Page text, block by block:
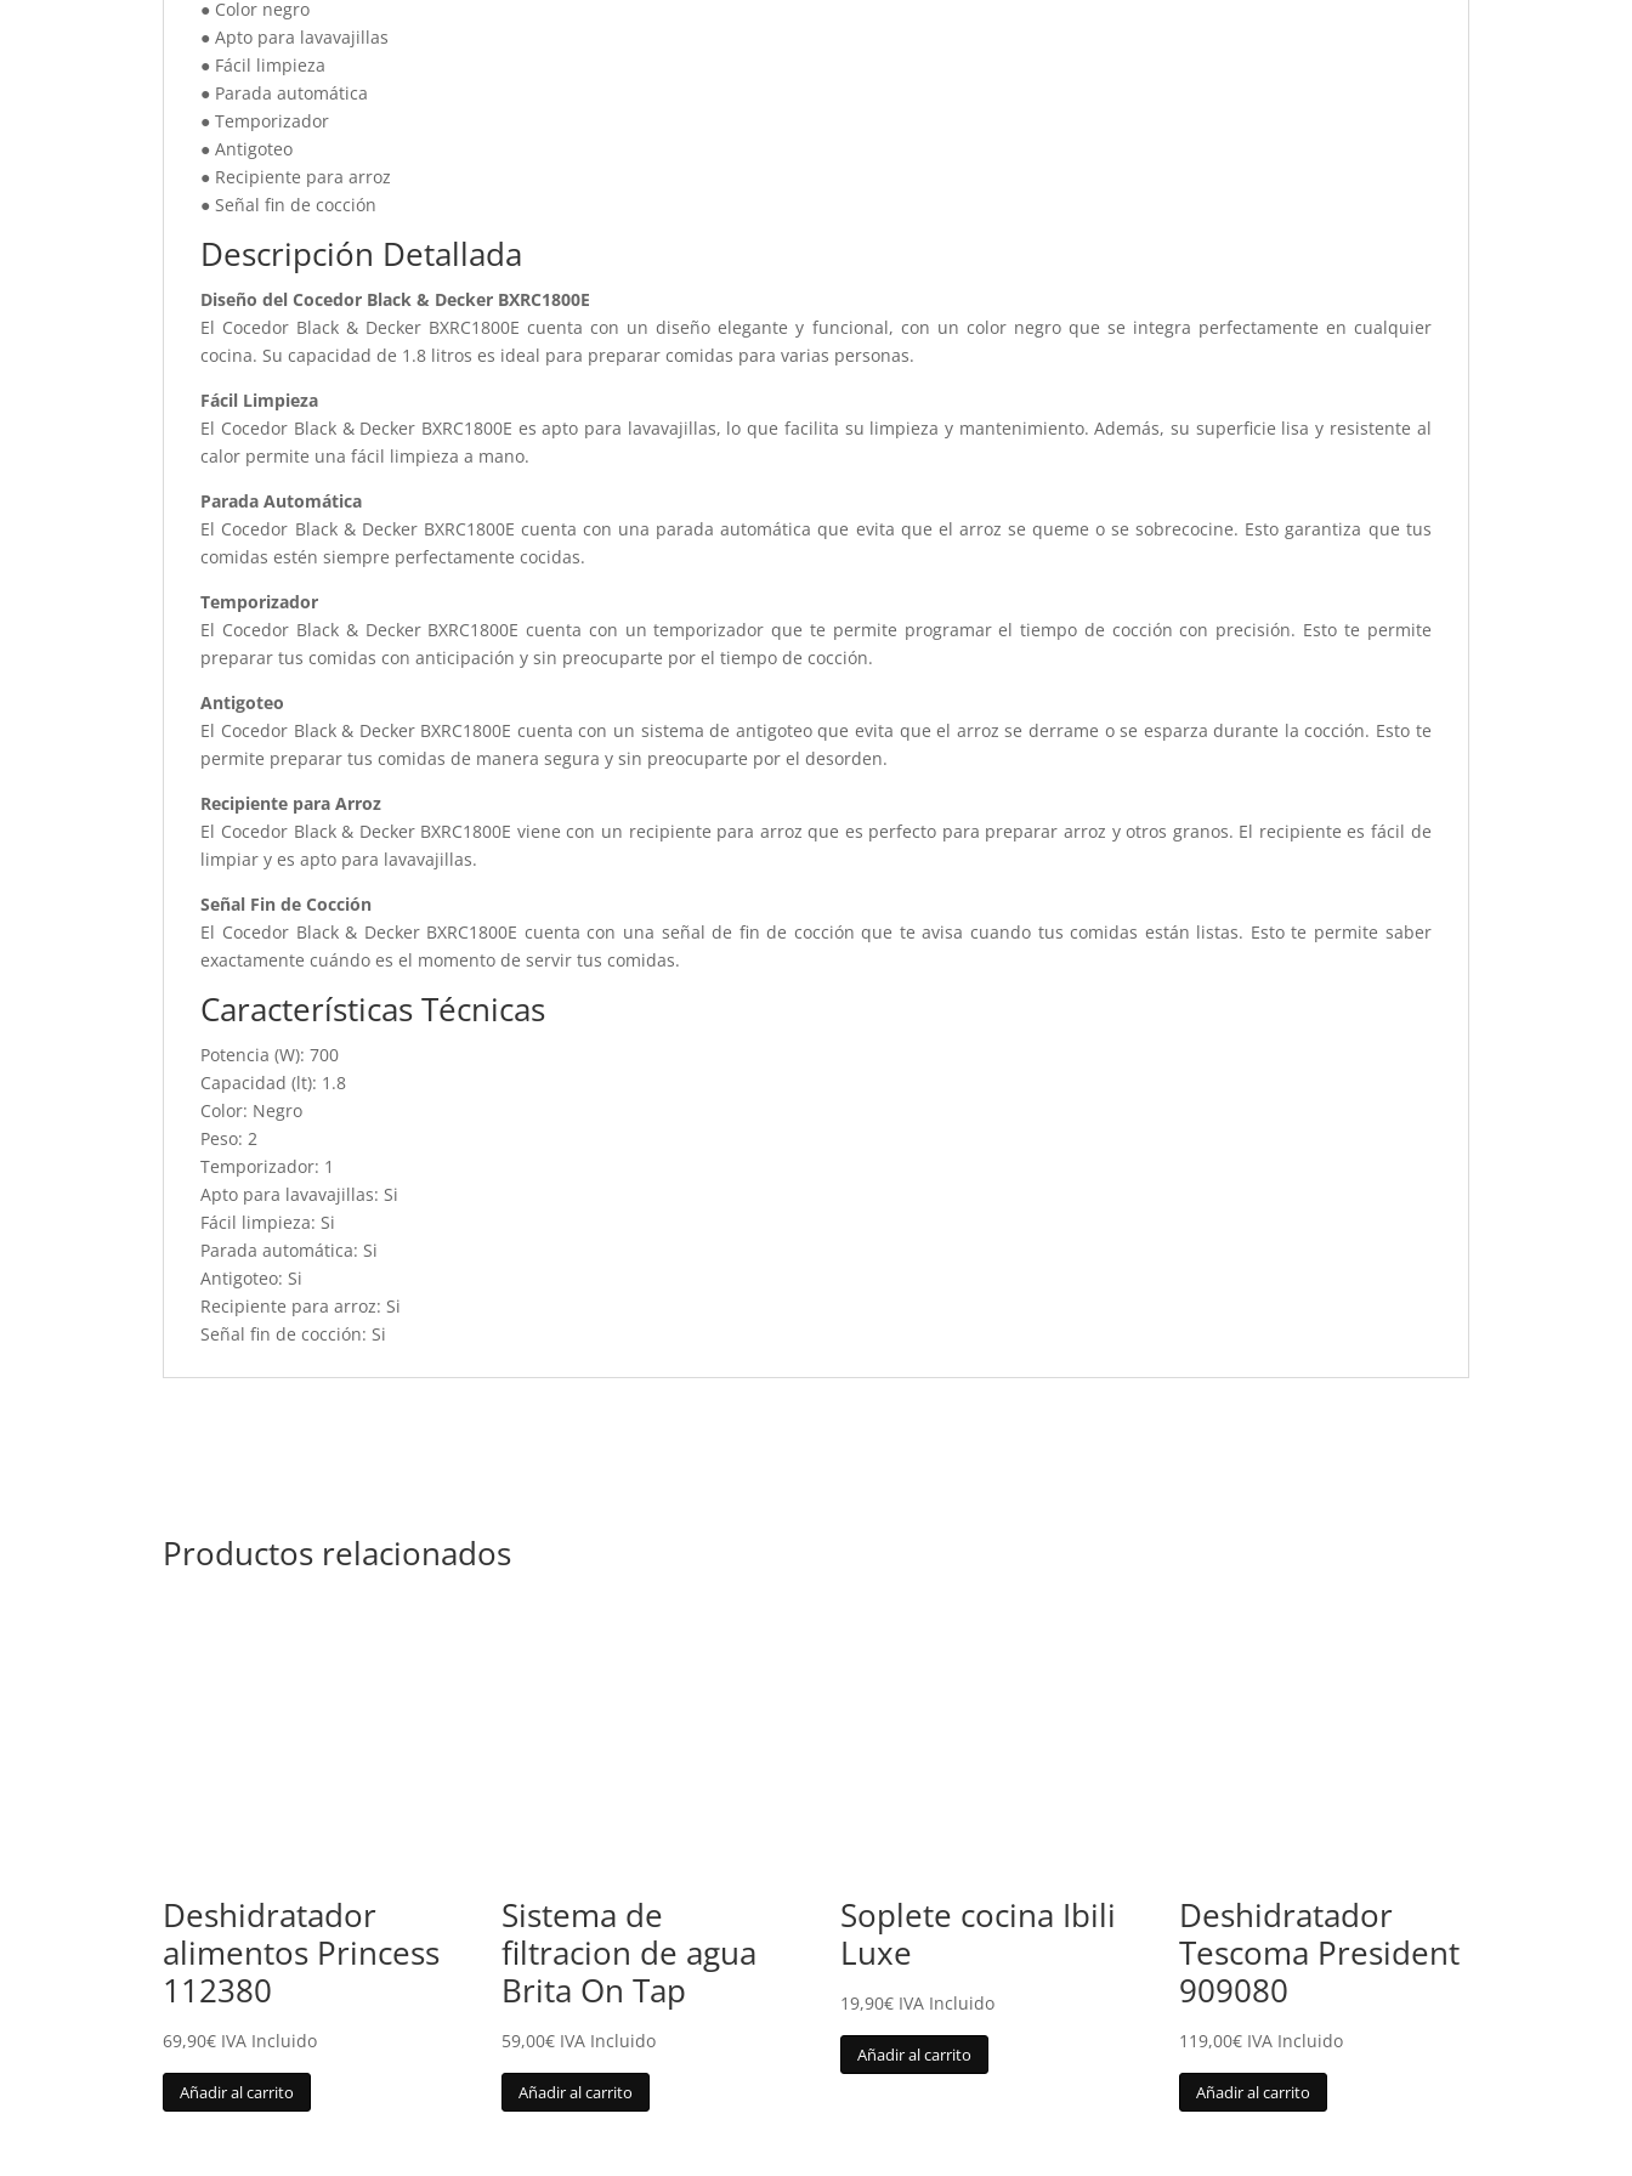
● Color negro
● Apto para lavavajillas
● Fácil limpieza
● Parada automática
● Temporizador
● Antigoteo
● Recipiente para arroz
● Señal fin de cocción
Descripción Detallada
Diseño del Cocedor Black & Decker BXRC1800E
El Cocedor Black & Decker BXRC1800E cuenta con un diseño elegante y funcional, con un color negro que se integra perfectamente en cualquier
cocina. Su capacidad de 1.8 litros es ideal para preparar comidas para varias personas.
Fácil Limpieza
El Cocedor Black & Decker BXRC1800E es apto para lavavajillas, lo que facilita su limpieza y mantenimiento. Además, su superficie lisa y resistente al
calor permite una fácil limpieza a mano.
Parada Automática
El Cocedor Black & Decker BXRC1800E cuenta con una parada automática que evita que el arroz se queme o se sobrecocine. Esto garantiza que tus
comidas estén siempre perfectamente cocidas.
Temporizador
El Cocedor Black & Decker BXRC1800E cuenta con un temporizador que te permite programar el tiempo de cocción con precisión. Esto te permite
preparar tus comidas con anticipación y sin preocuparte por el tiempo de cocción.
Antigoteo
El Cocedor Black & Decker BXRC1800E cuenta con un sistema de antigoteo que evita que el arroz se derrame o se esparza durante la cocción. Esto te
permite preparar tus comidas de manera segura y sin preocuparte por el desorden.
Recipiente para Arroz
El Cocedor Black & Decker BXRC1800E viene con un recipiente para arroz que es perfecto para preparar arroz y otros granos. El recipiente es fácil de
limpiar y es apto para lavavajillas.
Señal Fin de Cocción
El Cocedor Black & Decker BXRC1800E cuenta con una señal de fin de cocción que te avisa cuando tus comidas están listas. Esto te permite saber
exactamente cuándo es el momento de servir tus comidas.
Características Técnicas
Potencia (W): 700
Capacidad (lt): 1.8
Color: Negro
Peso: 2
Temporizador: 1
Apto para lavavajillas: Si
Fácil limpieza: Si
Parada automática: Si
Antigoteo: Si
Recipiente para arroz: Si
Señal fin de cocción: Si
Productos relacionados
Deshidratador
alimentos Princess
112380
69,90€ IVA Incluido
Añadir al carrito
Sistema de
filtracion de agua
Brita On Tap
59,00€ IVA Incluido
Añadir al carrito
Soplete cocina Ibili
Luxe
19,90€ IVA Incluido
Añadir al carrito
Deshidratador
Tescoma President
909080
119,00€ IVA Incluido
Añadir al carrito